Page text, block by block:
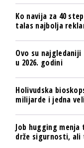
Ko navija za 40
talas najbolja
Ovo su
u 2026. godini
Holivudska
milijarde i jedna
Job hugging
drže sigurnosti, ali